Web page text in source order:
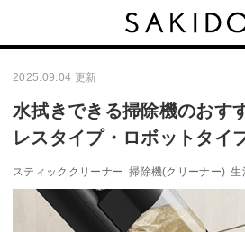
2025.09.04 更新
水拭きできる掃除機のおす
レスタイプ・ロボットタイ
スティッククリーナー 掃除機(クリーナー) 生